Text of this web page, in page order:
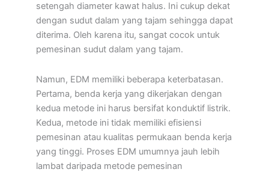
setengah diameter kawat halus. Ini cukup dekat
dengan sudut dalam yang tajam sehingga dapat
diterima. Oleh karena itu, sangat cocok untuk
pemesinan sudut dalam yang tajam.
Namun, EDM memiliki beberapa keterbatasan.
Pertama, benda kerja yang dikerjakan dengan
kedua metode ini harus bersifat konduktif listrik.
Kedua, metode ini tidak memiliki efisiensi
pemesinan atau kualitas permukaan benda kerja
yang tinggi. Proses EDM umumnya jauh lebih
lambat daripada metode pemesinan